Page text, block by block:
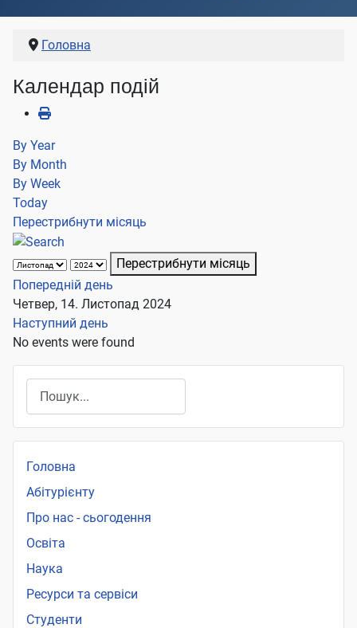
Головна
Календар подій
By Year
By Month
By Week
Today
Перестрибнути місяць
Перестрибнути місяць
Попередній день
Четвер, 14. Листопад 2024
Наступний день
No events were found
Головна
Абітурієнту
Про нас - сьогодення
Освіта
Наука
Ресурси та сервіси
Студенти